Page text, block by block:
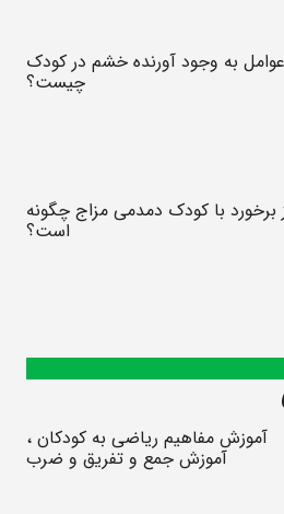
عوامل به وجود آورنده خشم در کودک
چیست؟
برخورد با کودک دمدمی مزاج چگونه
است؟
آموزش مفاهیم ریاضی به کودکان ،
آموزش جمع و تفریق و ضرب